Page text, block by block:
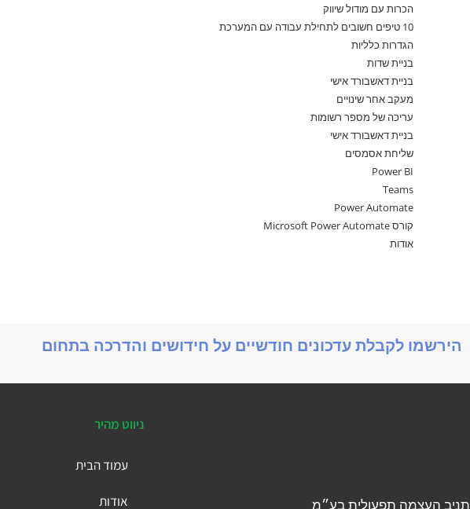
הכרות עם מודול שיווק
10 טיפים חשובים לתחילת עבודה עם המערכת
הגדרות כלליות
בניית שדות
בניית דאשבורד אישי
מעקב אחר שינויים
עריכה של מספר רשומות
בניית דאשבורד אישי
שליחת אסמסים
Power BI
Teams
Power Automate
קורס Microsoft Power Automate
אודות
הירשמו לקבלת עדכונים חודשיים על חידושים והדרכה בתחום
תניב העצמה תפעולית בע״מ
ניווט מהיר
עמוד הבית
אודות